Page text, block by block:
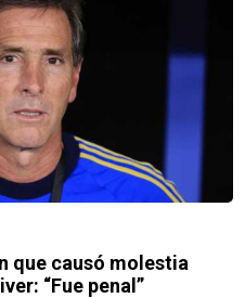
que causó molestia
“Fue penal”